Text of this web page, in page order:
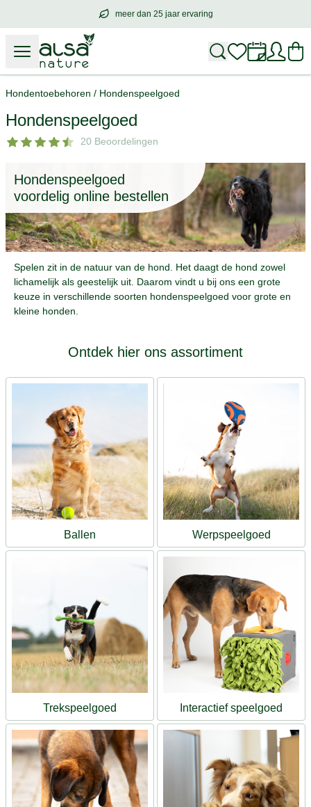
meer dan 25 jaar ervaring
meer dan25 jaar ervaring
Hondentoebehoren / Hondenspeelgoed
Hondenspeelgoed
20 Beoordelingen
Hondenspeelgoed
voordelig online bestellen
Spelen zit in de natuur van de hond. Het daagt de hond zowel
lichamelijk als geestelijk uit. Daarom vindt u bij ons een grote
keuze in verschillende soorten hondenspeelgoed voor grote en
kleine honden.
Ontdek hier ons assortiment
Ballen Werpspeelgoed
Trekspeelgoed Interactief speelgoed